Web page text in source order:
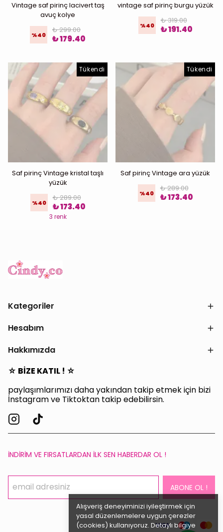
Alışveriş deneyiminizi iyileştirmek için
yasal düzenlemelere uygun çerezler
(cookies) kullanıyoruz. Detaylı bilgiye
Vintage saf pirinç lacivert taş
avuç kolye
%40
₺ 299.00
₺ 179.40
vintage saf pirinç burgu yüzük
%40
₺ 319.00
₺ 191.40
Tükendi
Saf pirinç Vintage kristal taşlı
yüzük
%40
₺ 289.00
₺ 173.40
3 renk
Tükendi
Saf pirinç Vintage ara yüzük
%40
₺ 289.00
₺ 173.40
Kategoriler
Hesabım
Hakkımızda
☆ BİZE KATIL ! ☆
paylaşımlarımızı daha yakından takip etmek için bizi
İnstagram ve Tiktoktan takip edebilirsin.
İNDİRİM VE FIRSATLARDAN İLK SEN HABERDAR OL !
ABONE OL !